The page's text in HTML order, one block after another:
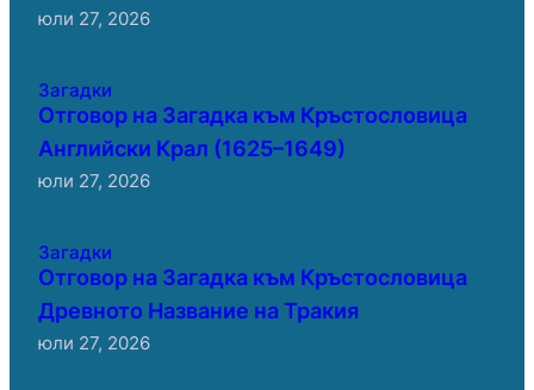
юли 27, 2026
Загадки
Отговор на Загадка към Кръстословица
Английски Крал (1625–1649)
юли 27, 2026
Загадки
Отговор на Загадка към Кръстословица
Древното Название на Тракия
юли 27, 2026